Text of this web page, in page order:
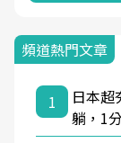
頻道熱門文章
1
日本超
躺，1